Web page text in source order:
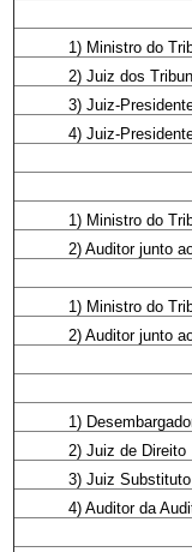
1) Ministro do
2) Juiz dos
3) Juiz-
4) Juiz-
1) Ministro do
2) Auditor junto
1) Ministro do
2) Auditor junto
1)
2) Juiz de Direito
3) Juiz
4) Auditor da